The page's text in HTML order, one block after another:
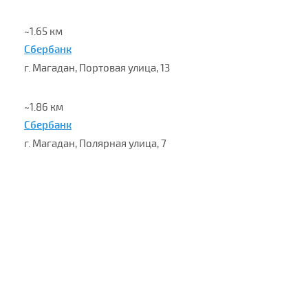
~1.65 км
Сбербанк
г. Магадан, Портовая улица, 13
~1.86 км
Сбербанк
г. Магадан, Полярная улица, 7